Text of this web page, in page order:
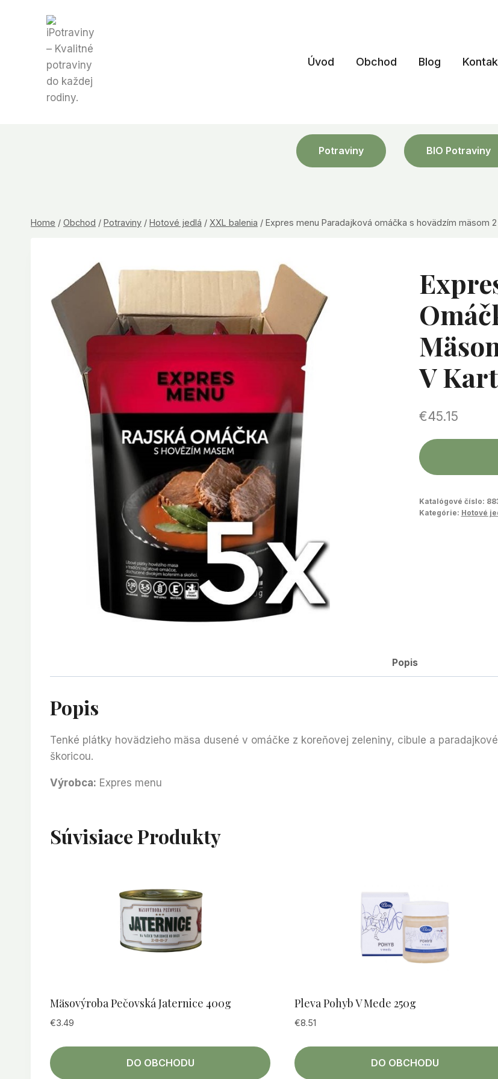
Úvod Obchod Blog
Potraviny BIO Potraviny
Home / Obchod / Potraviny / Hotové jedlá / XXL balenia / Expres menu Paradajková omáčka s hovädzím mäsom
V
€45.15
Katalógové číslo:
Kategórie: Hotové
Popis
Popis
Tenké plátky hovädzieho mäsa dusené v omáčke z koreňovej zeleniny, cibule a
škoricou.
Výrobca: Expres menu
Súvisiace Produkty
Mäsovýroba Pečovská Jaternice 400g
€3.49
DO OBCHODU
Pleva Pohyb V Mede 250g
€8.51
DO OBCHODU